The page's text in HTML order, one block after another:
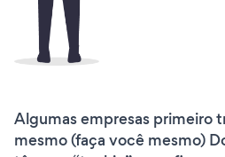
Algumas empresas primeiro
mesmo (faça você mesmo)